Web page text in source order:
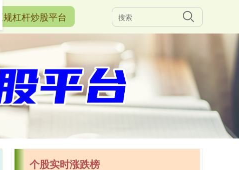
正规杠杆炒股平台
个股实时涨跌榜